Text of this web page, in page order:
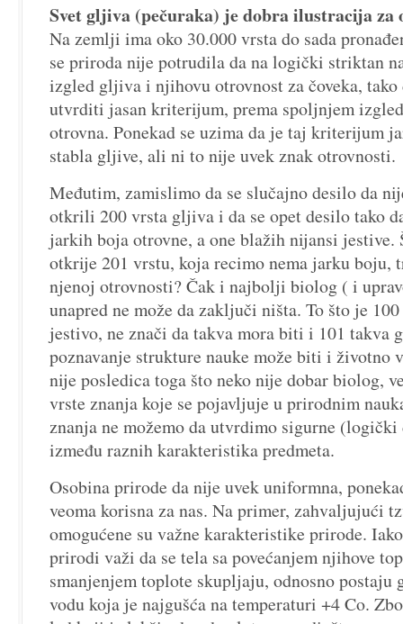
Svet gljiva (pečuraka) je dobra ilustracija za
Na zemlji ima oko 30.000 vrsta do sada
se priroda nije potrudila da na logički striktan
izgled gljiva i njihovu otrovnost za čoveka, tako
utvrditi jasan kriterijum, prema spoljnjem
otrovna. Ponekad se uzima da je taj kriterijum
stabla gljive, ali ni to nije uvek znak otrovnosti.
Međutim, zamislimo da se slučajno desilo da
otkrili 200 vrsta gljiva i da se opet desilo tako
jarkih boja otrovne, a one blažih nijansi
otkrije 201 vrstu, koja recimo nema jarku boju,
njenoj otrovnosti? Čak i najbolji biolog ( i
unapred ne može da zaključi ništa. To što je
jestivo, ne znači da takva mora biti i 101 takva
poznavanje strukture nauke može biti i životno
nije posledica toga što neko nije dobar biolog,
vrste znanja koje se pojavljuje u prirodnim
znanja ne možemo da utvrdimo sigurne (logički
između raznih karakteristika predmeta.
Osobina prirode da nije uvek uniformna,
veoma korisna za nas. Na primer, zahvaljujući
omogućene su važne karakteristike prirode.
prirodi važi da se tela sa povećanjem njihove
smanjenjem toplote skupljaju, odnosno postaju
vodu koja je najgušća na temperaturi +4 Co.